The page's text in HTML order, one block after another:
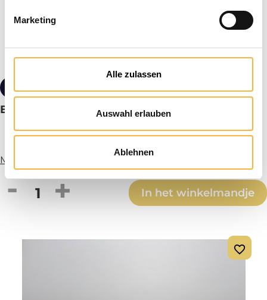
Marketing
Alle zulassen
Auswahl erlauben
Ablehnen
€ 2,20*
EWK Houtschroefsleutel
Meer informatie
Producthoeveelheid: Voer deIn het winkelmandje